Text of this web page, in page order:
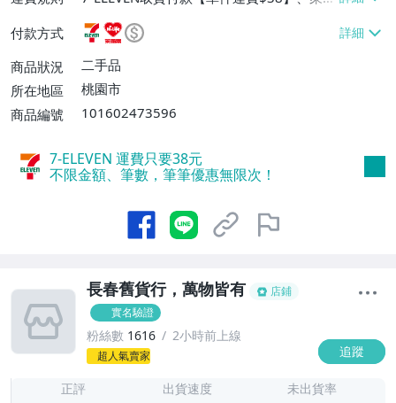
富取貨付款【單件運費$60】、郵局掛號
【單件運費$60】
付款方式
商品狀況
二手品
所在地區
桃園市
商品編號
101602473596
7-ELEVEN 運費只要38元
不限金額、筆數，筆筆優惠無限次！
長春舊貨行，萬物皆有
店鋪
實名驗證
粉絲數 1616 2小時前上線
超人氣賣家 追蹤
正評 出貨速度 未出貨率